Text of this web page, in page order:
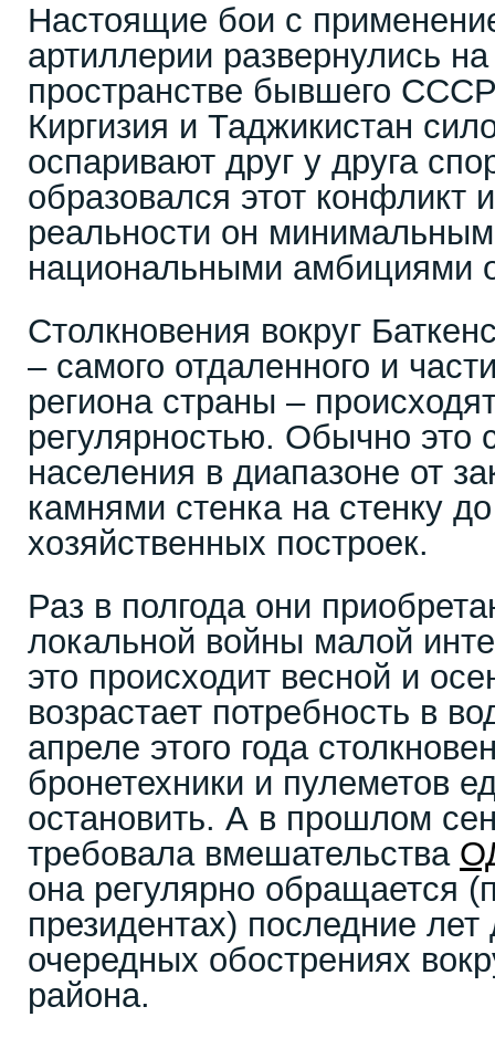
Настоящие бои с
артиллерии развернулись
пространстве бывшего
Киргизия и Таджикистан
оспаривают друг у друга
образовался этот конфликт
реальности он
национальными амбициями
Столкновения вокруг
– самого отдаленного и
региона страны –
регулярностью. Обычно это
населения в диапазоне от
камнями стенка на стенку
хозяйственных построек.
Раз в полгода они
локальной войны малой
это происходит весной и
возрастает потребность в
апреле этого года
бронетехники и пулеметов
остановить. А в прошлом
требовала вмешательства
она регулярно обращается
президентах) последние лет
очередных обострениях
района.